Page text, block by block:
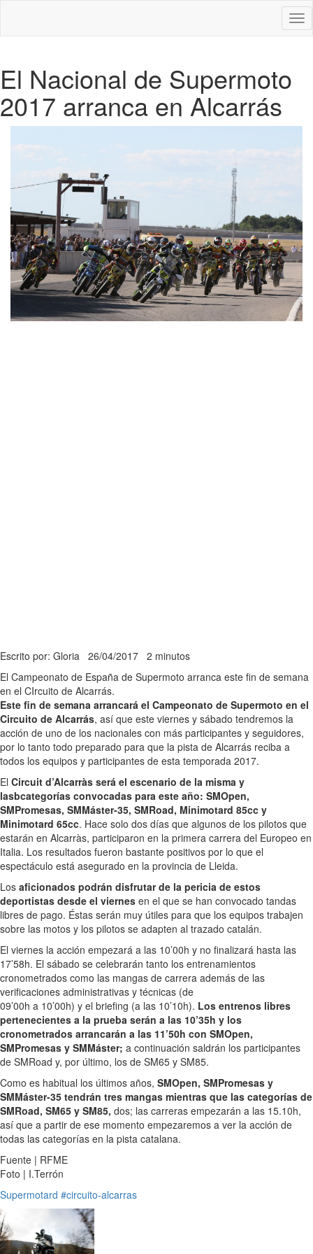
El Nacional de Supermoto
2017 arranca en Alcarrás
Escrito por: Gloria 26/04/2017 2 minutos
El Campeonato de España de Supermoto arranca este fin de semana
en el CIrcuito de Alcarrás.
Este fin de semana arrancará el Campeonato de Supermoto en el
Circuito de Alcarrás, así que este viernes y sábado tendremos la
acción de uno de los nacionales con más participantes y seguidores,
por lo tanto todo preparado para que la pista de Alcarrás reciba a
todos los equipos y participantes de esta temporada 2017.
El Circuit d’Alcarràs será el escenario de la misma y
lasbcategorías convocadas para este año: SMOpen,
SMPromesas, SMMáster-35, SMRoad, Minimotard 85cc y
Minimotard 65cc. Hace solo dos días que algunos de los pilotos que
estarán en Alcarràs, participaron en la primera carrera del Europeo en
Italia. Los resultados fueron bastante positivos por lo que el
espectáculo está asegurado en la provincia de Lleida.
Los aficionados podrán disfrutar de la pericia de estos
deportistas desde el viernes en el que se han convocado tandas
libres de pago. Éstas serán muy útiles para que los equipos trabajen
sobre las motos y los pilotos se adapten al trazado catalán.
El viernes la acción empezará a las 10’00h y no finalizará hasta las
17’58h. El sábado se celebrarán tanto los entrenamientos
cronometrados como las mangas de carrera además de las
verificaciones administrativas y técnicas (de
09’00h a 10’00h) y el briefing (a las 10’10h). Los entrenos libres
pertenecientes a la prueba serán a las 10’35h y los
cronometrados arrancarán a las 11’50h con SMOpen,
SMPromesas y SMMáster; a continuación saldrán los participantes
de SMRoad y, por último, los de SM65 y SM85.
Como es habitual los últimos años, SMOpen, SMPromesas y
SMMáster-35 tendrán tres mangas mientras que las categorías de
SMRoad, SM65 y SM85, dos; las carreras empezarán a las 15.10h,
así que a partir de ese momento empezaremos a ver la acción de
todas las categorías en la pista catalana.
Fuente | RFME
Foto | I.Terrón
Supermotard #circuito-alcarras